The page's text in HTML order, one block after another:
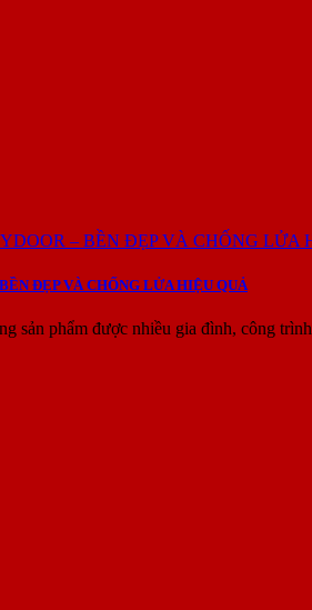
ĐẸP VÀ CHỐNG LỬA HIỆU QUẢ
sản phẩm được nhiều gia đình, công trình